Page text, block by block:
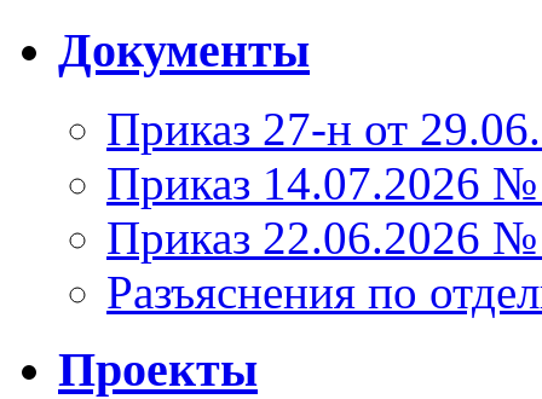
Документы
Приказ 27-н от
Приказ 14.07.2026
Приказ 22.06.2026
Разъяснения по
Проекты